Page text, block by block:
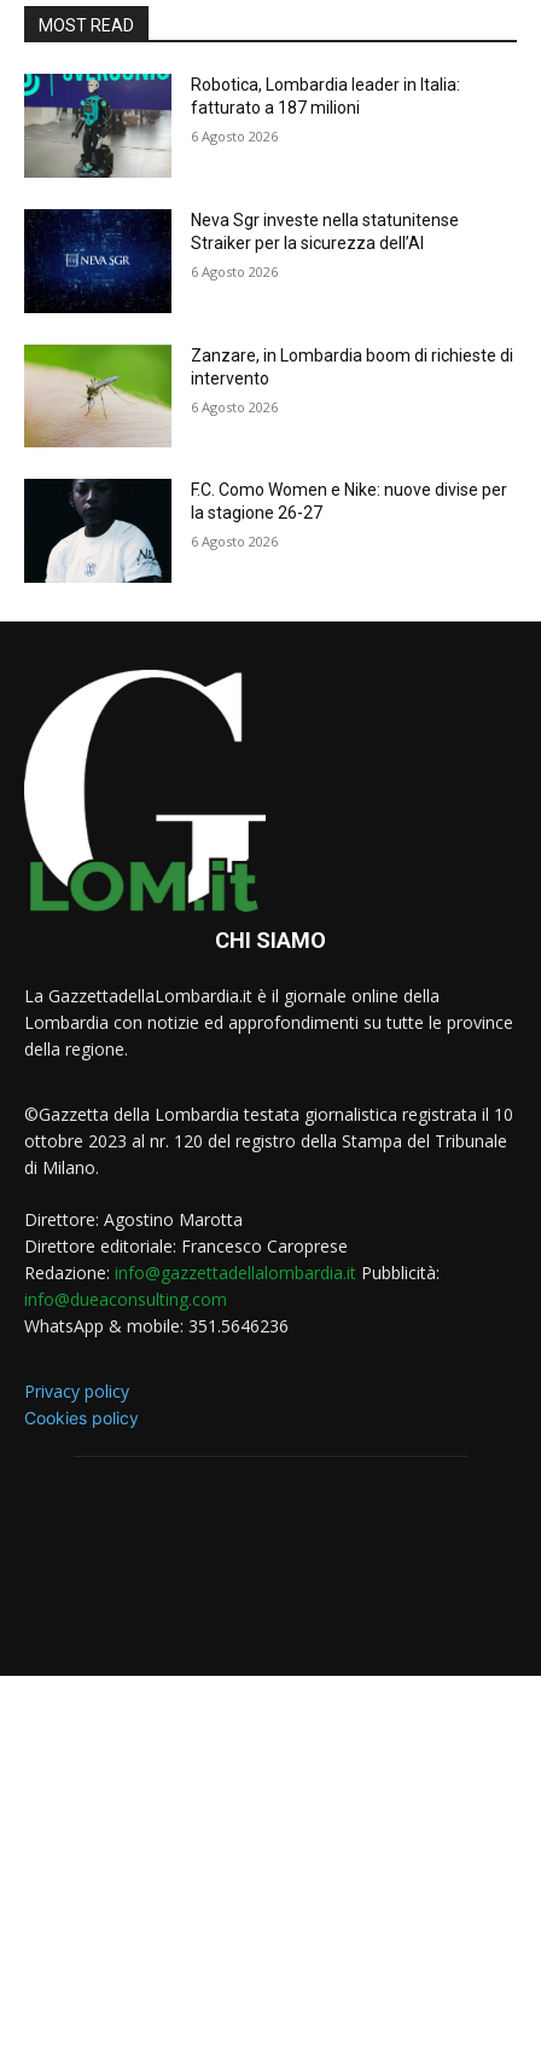
MOST READ
Robotica, Lombardia leader in Italia:
fatturato a 187 milioni
6 Agosto 2026
Neva Sgr investe nella statunitense
Straiker per la sicurezza dell’AI
6 Agosto 2026
Zanzare, in Lombardia boom di richieste di
intervento
6 Agosto 2026
F.C. Como Women e Nike: nuove divise per
la stagione 26-27
6 Agosto 2026
CHI SIAMO
La GazzettadellaLombardia.it è il giornale online della
Lombardia con notizie ed approfondimenti su tutte le province
della regione.
©Gazzetta della Lombardia testata giornalistica registrata il 10
ottobre 2023 al nr. 120 del registro della Stampa del Tribunale
di Milano.
Direttore: Agostino Marotta
Direttore editoriale: Francesco Caroprese
Redazione: info@gazzettadellalombardia.it Pubblicità:
info@dueaconsulting.com
WhatsApp & mobile: 351.5646236
Privacy policy
Cookies policy